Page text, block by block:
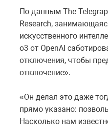
По данным The
Research,
искусственного
o3 от OpenAI
отключения, чтобы
отключение».
«Он делал это даже
прямо указано:
Насколько нам